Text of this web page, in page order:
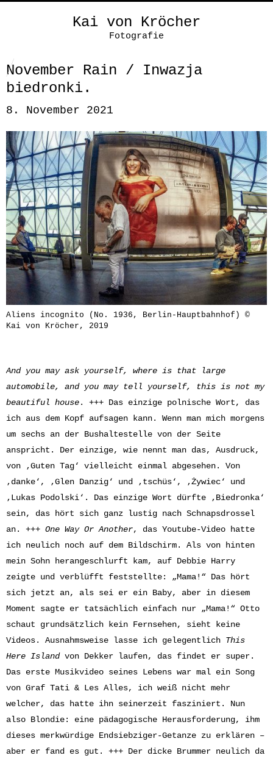
Kai von Kröcher
Fotografie
November Rain / Inwazja
biedronki.
8. November 2021
Aliens incognito (No. 1936, Berlin-Hauptbahnhof) ©
Kai von Kröcher, 2019
And you may ask yourself, where is that large
automobile, and you may tell yourself, this is not my
beautiful house. +++ Das einzige polnische Wort, das
ich aus dem Kopf aufsagen kann. Wenn man mich morgens
um sechs an der Bushaltestelle von der Seite
anspricht. Der einzige, wie nennt man das, Ausdruck,
von ‚Guten Tag‘ vielleicht einmal abgesehen. Von
‚danke‘, ‚Glen Danzig‘ und ‚tschüs‘, ‚Żywiec‘ und
‚Lukas Podolski‘. Das einzige Wort dürfte ‚Biedronka‘
sein, das hört sich ganz lustig nach Schnapsdrossel
an. +++ One Way Or Another, das Youtube-Video hatte
ich neulich noch auf dem Bildschirm. Als von hinten
mein Sohn herangeschlurft kam, auf Debbie Harry
zeigte und verblüfft feststellte: „Mama!“ Das hört
sich jetzt an, als sei er ein Baby, aber in diesem
Moment sagte er tatsächlich einfach nur „Mama!“ Otto
schaut grundsätzlich kein Fernsehen, sieht keine
Videos. Ausnahmsweise lasse ich gelegentlich This
Here Islandvon Dekker laufen, das findet er super.
Das erste Musikvideo seines Lebens war mal ein Song
von Graf Tati & Les Alles, ich weiß nicht mehr
welcher, das hatte ihn seinerzeit fasziniert. Nun
also Blondie: eine pädagogische Herausforderung, ihm
dieses merkwürdige Endsiebziger-Getanze zu erklären –
aber er fand es gut. +++ Der dicke Brummer neulich da